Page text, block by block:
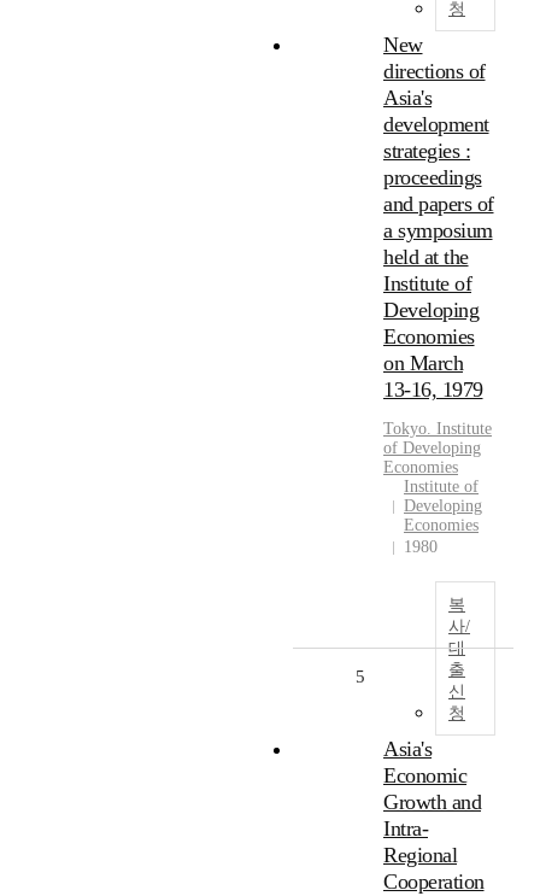
청
New
directions of
Asia's
development
strategies :
proceedings
and papers of
a symposium
held at the
Institute of
Developing
Economies
on March
13-16, 1979
Tokyo. Institute
of Developing
Economies
Institute of
Developing
Economies
1980
복
사/
대
출
신
청
5
Asia's
Economic
Growth and
Intra-
Regional
Cooperation